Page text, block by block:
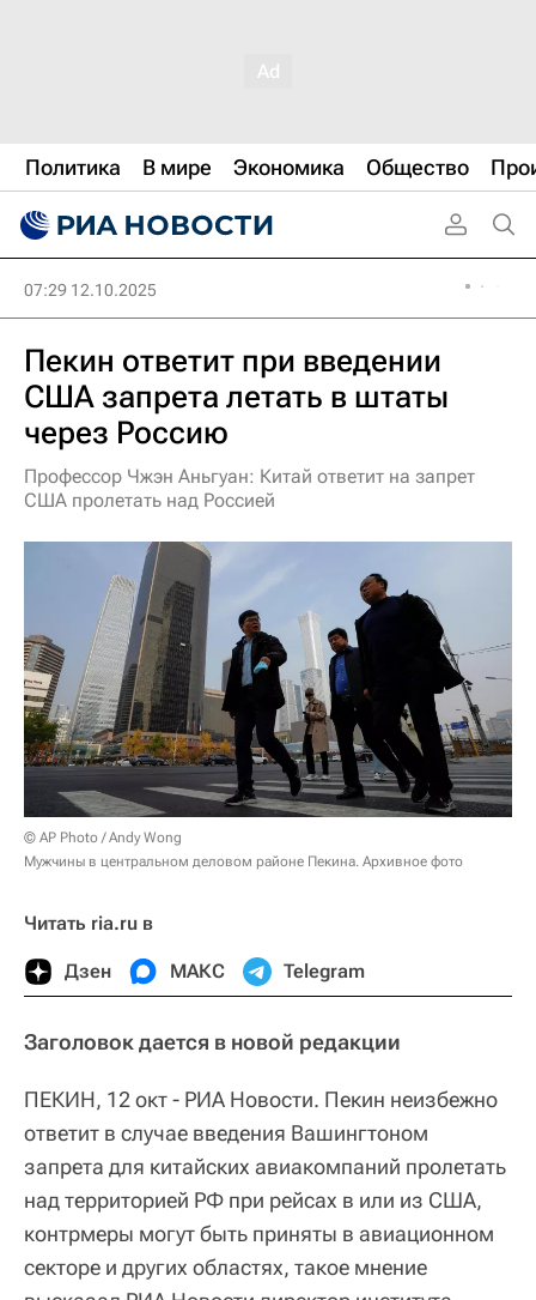
Политика В мире Экономика Общество
07:29 12.10.2025
Пекин ответит при введении
США запрета летать в штаты
через Россию
Профессор Чжэн Аньгуан: Китай ответит на запрет
США пролетать над Россией
© AP Photo / Andy Wong
Мужчины в центральном деловом районе Пекина. Архивное фото
Читать ria.ru в
Дзен МАКС Telegram
Заголовок дается в новой редакции
ПЕКИН, 12 окт - РИА Новости. Пекин неизбежно
ответит в случае введения Вашингтоном
запрета для китайских авиакомпаний пролетать
над территорией РФ при рейсах в или из США,
контрмеры могут быть приняты в авиационном
секторе и других областях, такое мнение